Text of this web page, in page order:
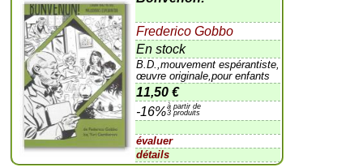
Frederico Gobbo
En stock
B.D.,mouvement espérantiste,
œuvre originale,pour enfants
11,50 €
-16%à partir de
3 produits
évaluer
détails